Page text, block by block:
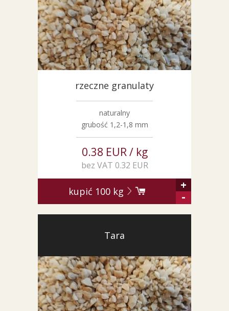
rzeczne granulaty
naturalny
grubość 1,2-1,8 mm
0.38 EUR / kg
bez VAT 0.32 EUR
kupić 100 kg
+
-
Tara